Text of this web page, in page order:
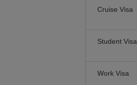
Cruise Visa
Student Visa
Work Visa